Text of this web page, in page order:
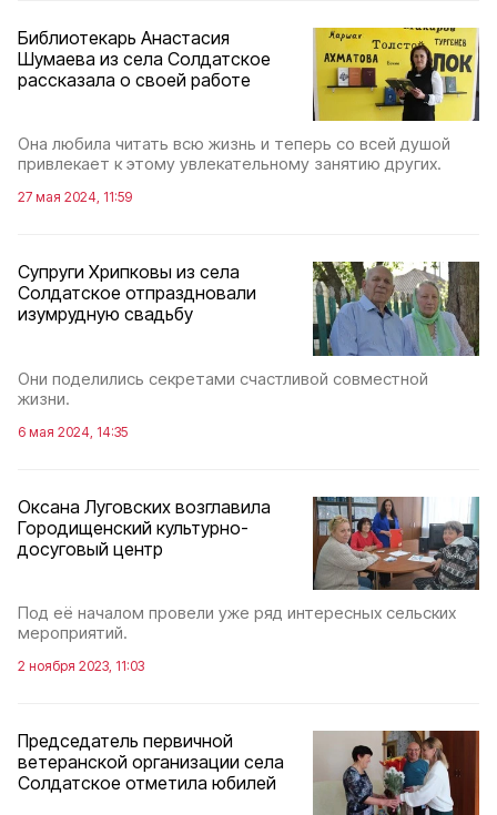
Библиотекарь Анастасия
Шумаева из села Солдатское
рассказала о своей работе
Она любила читать всю жизнь и теперь со всей душой
привлекает к этому увлекательному занятию других.
27 мая 2024, 11:59
Супруги Хрипковы из села
Солдатское отпраздновали
изумрудную свадьбу
Они поделились секретами счастливой совместной
жизни.
6 мая 2024, 14:35
Оксана Луговских возглавила
Городищенский культурно-
досуговый центр
Под её началом провели уже ряд интересных сельских
мероприятий.
2 ноября 2023, 11:03
Председатель первичной
ветеранской организации села
Солдатское отметила юбилей